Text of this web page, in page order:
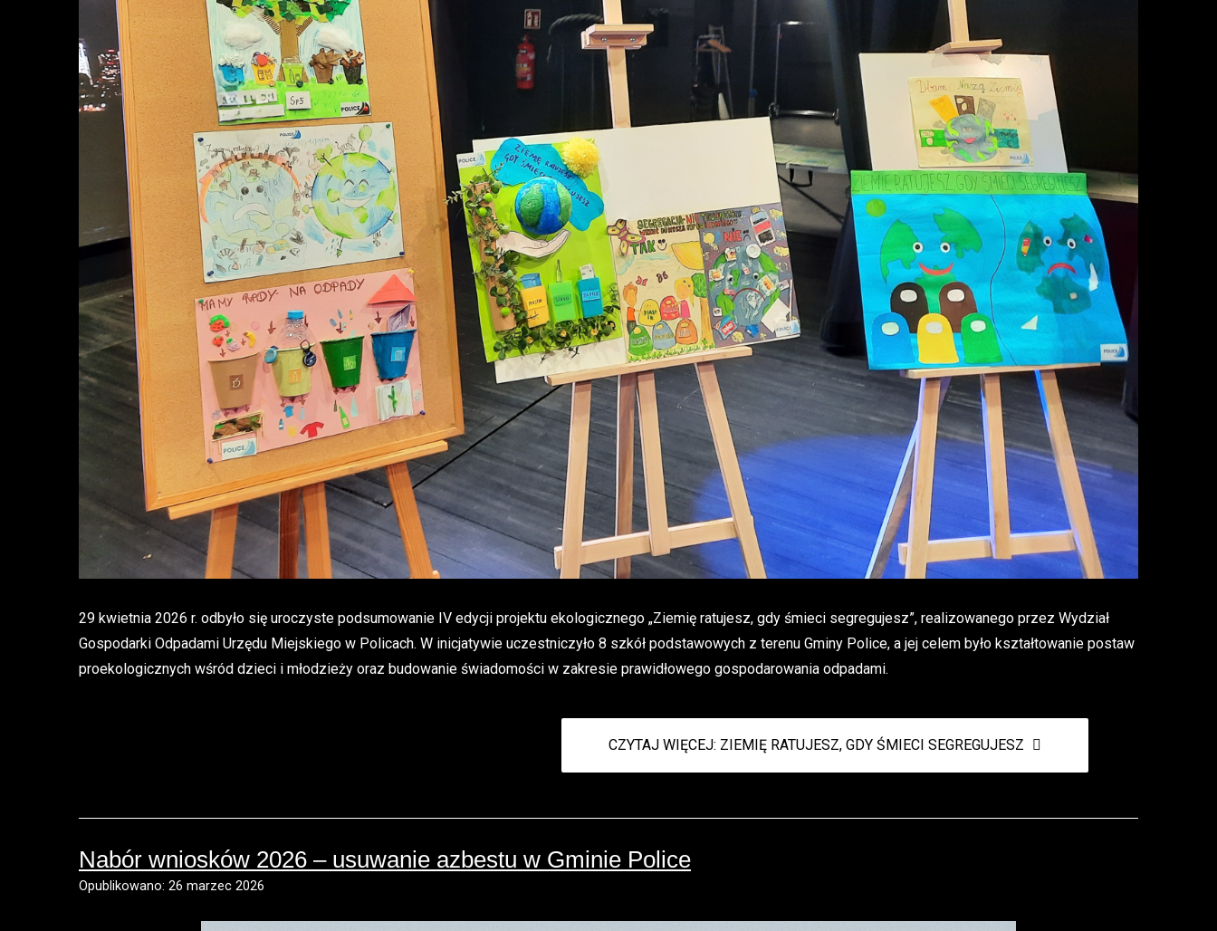
29 kwietnia 2026 r. odbyło się uroczyste podsumowanie IV edycji projektu ekologicznego „Ziemię ratujesz, gdy śmieci segregujesz”, realizowanego przez Wydział
Gospodarki Odpadami Urzędu Miejskiego w Policach. W inicjatywie uczestniczyło 8 szkół podstawowych z terenu Gminy Police, a jej celem było kształtowanie postaw
proekologicznych wśród dzieci i młodzieży oraz budowanie świadomości w zakresie prawidłowego gospodarowania odpadami.
CZYTAJ WIĘCEJ: ZIEMIĘ RATUJESZ, GDY ŚMIECI SEGREGUJESZ
Nabór wniosków 2026 – usuwanie azbestu w Gminie Police
Opublikowano: 26 marzec 2026